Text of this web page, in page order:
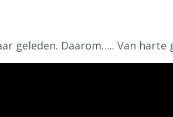
geleden. Daarom….. Van harte